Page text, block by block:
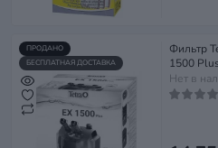
ПРОДАНО
БЕСПЛАТНАЯ ДОСТАВКА
Фильтр
1500 Plus
Нет в